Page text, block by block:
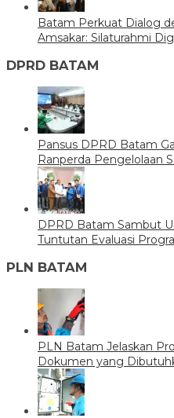
Batam Perkuat Dialog
Amsakar: Silaturahmi
DPRD BATAM
Pansus DPRD Batam
Ranperda Pengelolaan
DPRD Batam Sambut
Tuntutan Evaluasi
PLN BATAM
PLN Batam Jelaskan
Dokumen yang